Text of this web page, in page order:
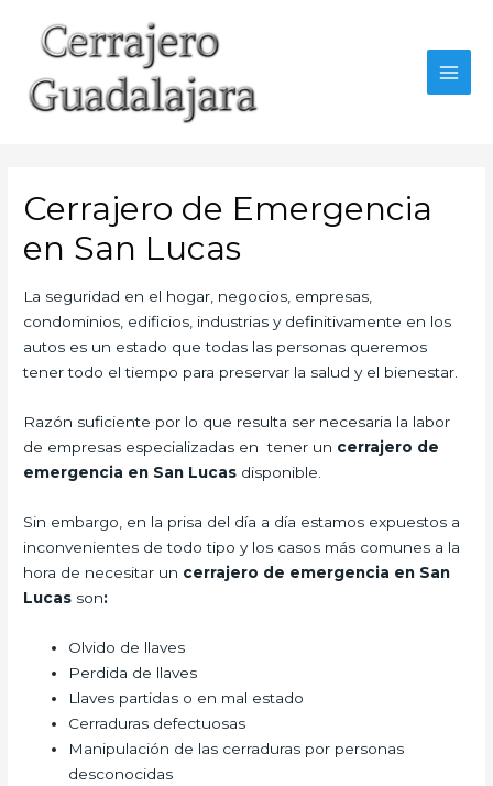
contenido
Cerrajero de Emergencia
en San Lucas
La seguridad en el hogar, negocios, empresas,
condominios, edificios, industrias y definitivamente en los
autos es un estado que todas las personas queremos
tener todo el tiempo para preservar la salud y el bienestar.
Razón suficiente por lo que resulta ser necesaria la labor
de empresas especializadas en tener un cerrajero de
emergencia en San Lucas disponible.
Sin embargo, en la prisa del día a día estamos expuestos a
inconvenientes de todo tipo y los casos más comunes a la
hora de necesitar un cerrajero de emergencia en San
Lucas son:
Olvido de llaves
Perdida de llaves
Llaves partidas o en mal estado
Cerraduras defectuosas
Manipulación de las cerraduras por personas
desconocidas